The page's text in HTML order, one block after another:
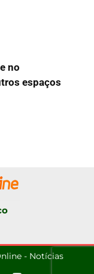
no
espaços
- Notícias